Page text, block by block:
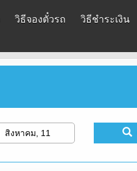
วิธีจองตั๋วรถ วิธีชำระเงิน
สิงหาคม, 11